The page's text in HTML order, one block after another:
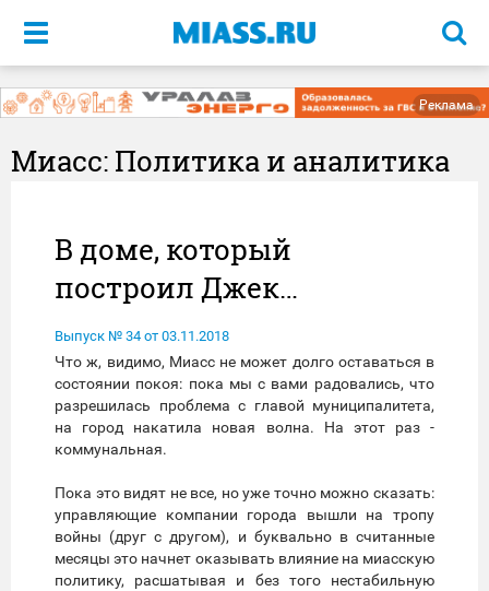
Меню
Реклама
Миасс: Политика и аналитика
В доме, который
построил Джек…
Выпуск № 34 от 03.11.2018
Что ж, видимо, Миасс не может долго оставаться в
состоянии покоя: пока мы с вами радовались, что
разрешилась проблема с главой муниципалитета,
на город накатила новая волна. На этот раз -
коммунальная.
Пока это видят не все, но уже точно можно сказать:
управляющие компании города вышли на тропу
войны (друг с другом), и буквально в считанные
месяцы это начнет оказывать влияние на миасскую
политику, расшатывая и без того нестабильную